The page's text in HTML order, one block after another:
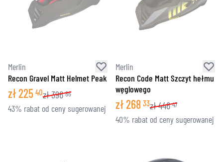
Merlin
Recon Gravel Matt Helmet Peak
zł225 40zł396 86
43% rabat od ceny sugerowanej
Merlin
Recon Code Matt Szczyt hełmu
węglowego
zł268 33zł446 47
40% rabat od ceny sugerowanej